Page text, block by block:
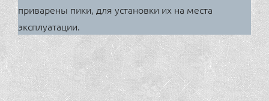
приварены пики, для установки их на места
эксплуатации.